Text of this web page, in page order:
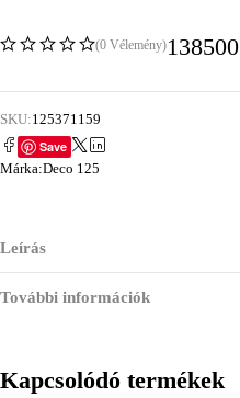
(0 Vélemény)138500
SKU:125371159
Save
Márka:Deco 125
Leírás
További információk
Kapcsolódó termékek